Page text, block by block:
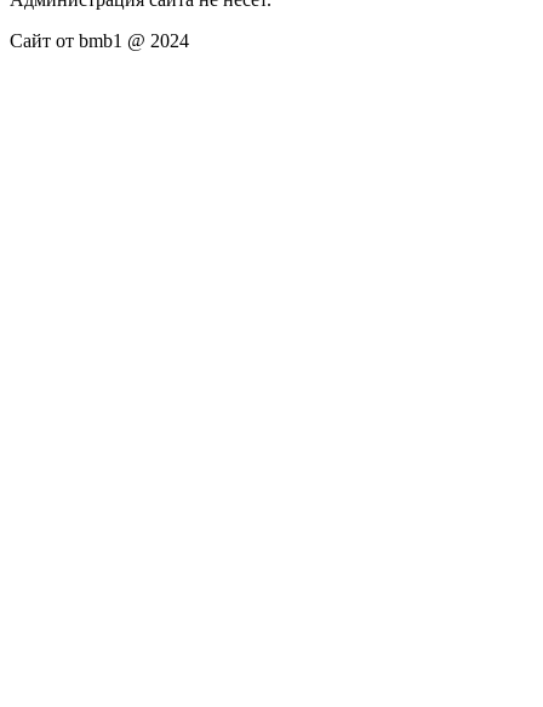
Сайт от bmb1 @ 2024